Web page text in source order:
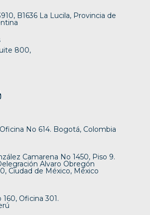
B1636 La Lucila, Provincia de
800,
No 614. Bogotá, Colombia
Camarena No 1450, Piso 9.
Alvaro Obregón
Ciudad de México, México
Oficina 301.